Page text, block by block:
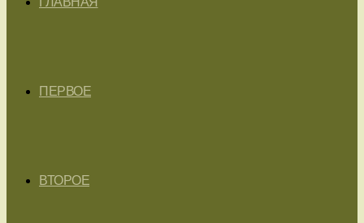
ПЕРВОЕ
ВТОРОЕ